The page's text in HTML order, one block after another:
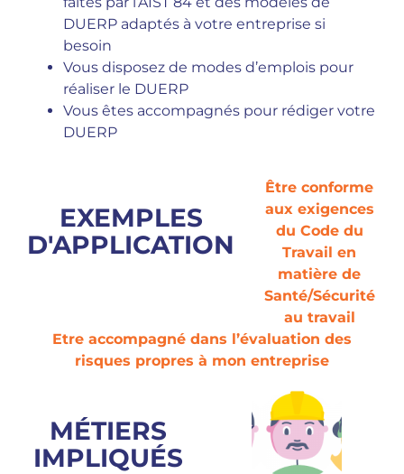
DUERP adaptés à votre entreprise si
besoin
Vous disposez de modes d’emplois pour
réaliser le DUERP
Vous êtes accompagnés pour rédiger votre
DUERP
EXEMPLES
D'APPLICATION
Être conforme
aux exigences
du Code du
Travail en
matière de
Santé/Sécurité
au travail
Etre accompagné dans l’évaluation des
risques propres à mon entreprise
MÉTIERS
IMPLIQUÉS